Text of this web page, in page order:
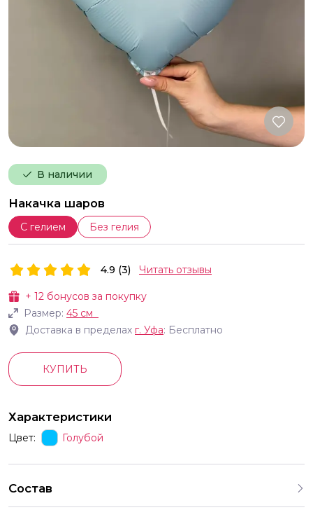
В наличии
Накачка шаров
С гелием Без гелия
+ 12 бонусов за покупку
Размер: 45 см
Доставка в пределах г. Уфа: Бесплатно
4.9 (3) Читать отзывы
КУПИТЬ
Характеристики
Цвет: Голубой
Состав